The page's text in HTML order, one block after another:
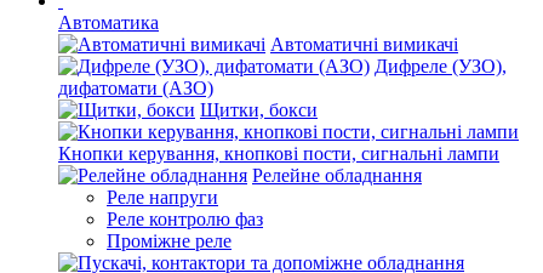
Автоматика
Автоматичні вимикачі
Дифреле (УЗО),
дифатомати (АЗО)
Щитки, бокси
Кнопки керування, кнопкові пости, сигнальні лампи
Релейне обладнання
Реле напруги
Реле контролю фаз
Проміжне реле